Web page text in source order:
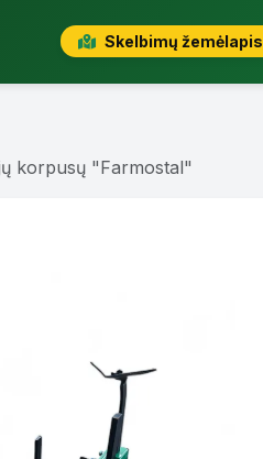
Skelbimų žemėlapis
korpusų "Farmostal"